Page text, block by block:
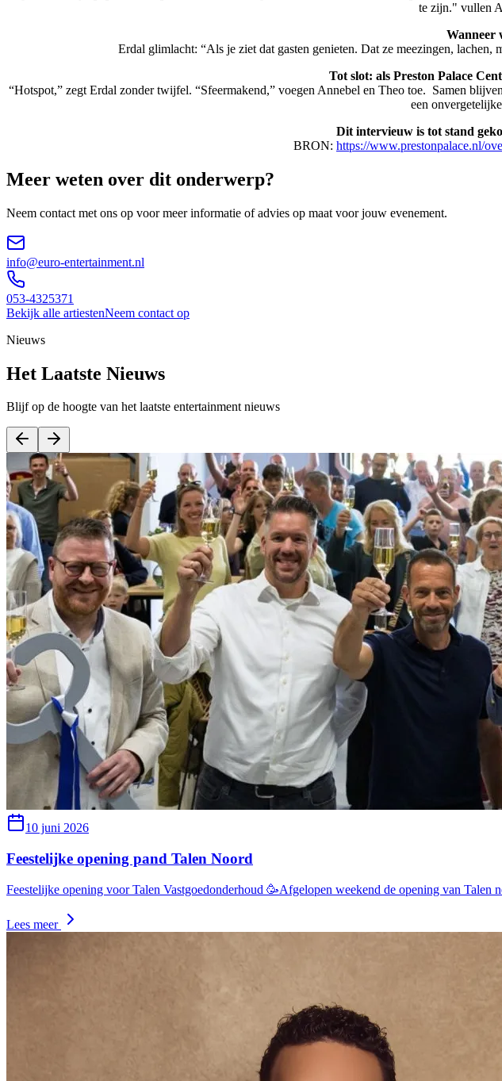
te zijn." vullen
Wanneer
Erdal glimlacht: “Als je ziet dat gasten genieten. Dat ze meezingen,
Tot slot: als Preston Palace
“Hotspot,” zegt Erdal zonder twijfel. “Sfeermakend,” voegen Annebel en Theo toe. Samen
een
Dit intervieuw is tot stand
BRON: https://www.prestonpalace.nl/
Meer weten over dit onderwerp?
Neem contact met ons op voor meer informatie of advies op maat voor jouw evenement.
info@euro-entertainment.nl
053-4325371
Bekijk alle artiestenNeem contact op
Nieuws
Het Laatste Nieuws
Blijf op de hoogte van het laatste entertainment nieuws
10 juni 2026
Feestelijke opening pand Talen Noord
Feestelijke opening voor Talen Vastgoedonderhoud 🥳Afgelopen weekend de opening van Talen
Lees meer